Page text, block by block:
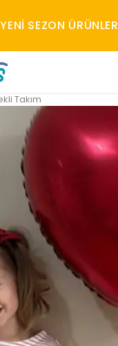
YENI SEZON ÜRÜNLER
Takım